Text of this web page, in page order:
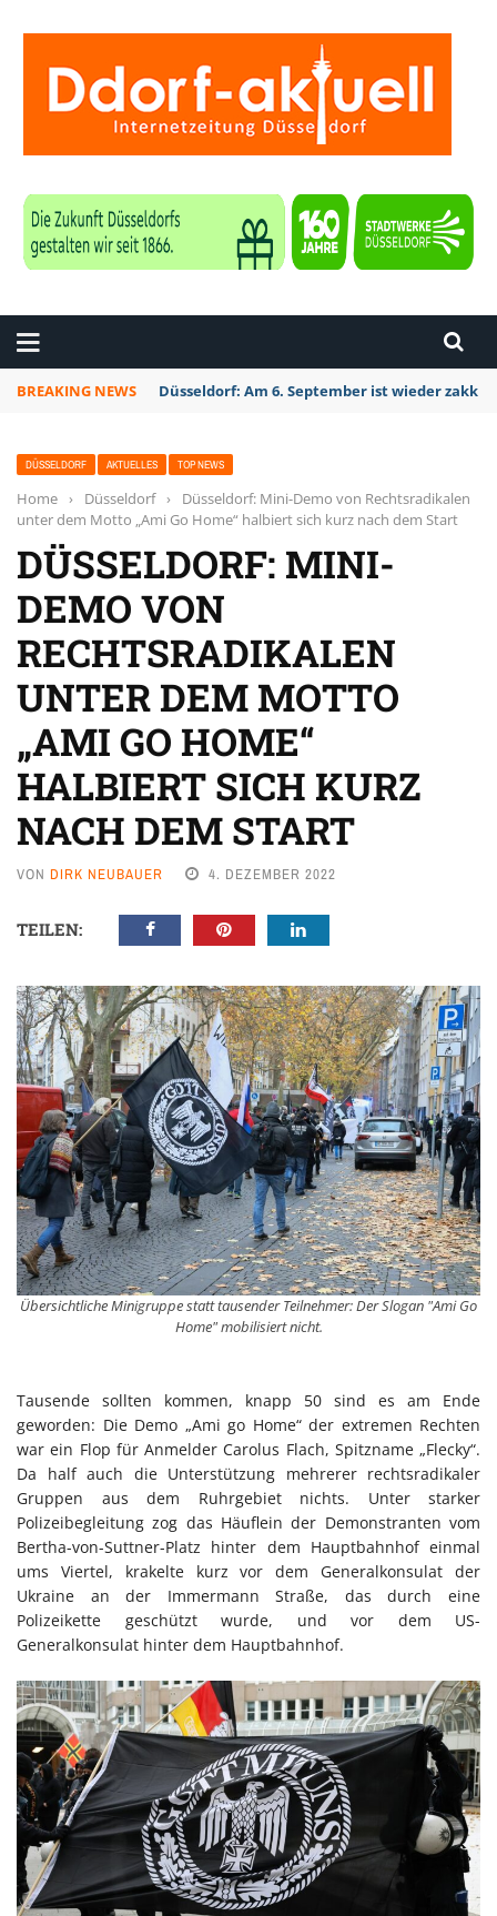
BREAKING NEWS Düsseldorf: Am 6. September ist wieder zakk
DÜSSELDORF AKTUELLES TOP NEWS
Home › Düsseldorf ›
Düsseldorf: Mini-Demo von Rechtsradikalen
unter dem Motto „Ami Go Home“ halbiert sich kurz nach dem Start
DÜSSELDORF: MINI-
DEMO VON
RECHTSRADIKALEN
UNTER DEM MOTTO
„AMI GO HOME“
HALBIERT SICH KURZ
NACH DEM START
VON DIRK NEUBAUER 4. DEZEMBER 2022
TEILEN:
Übersichtliche Minigruppe statt tausender Teilnehmer: Der Slogan "Ami Go
Home" mobilisiert nicht.
Tausende sollten kommen, knapp 50 sind es am Ende
geworden: Die Demo „Ami go Home“ der extremen Rechten
war ein Flop für Anmelder Carolus Flach, Spitzname „Flecky“.
Da half auch die Unterstützung mehrerer rechtsradikaler
Gruppen aus dem Ruhrgebiet nichts. Unter starker
Polizeibegleitung zog das Häuflein der Demonstranten vom
Bertha-von-Suttner-Platz hinter dem Hauptbahnhof einmal
ums Viertel, krakelte kurz vor dem Generalkonsulat der
Ukraine an der Immermann Straße, das durch eine
Polizeikette geschützt wurde, und vor dem US-
Generalkonsulat hinter dem Hauptbahnhof.